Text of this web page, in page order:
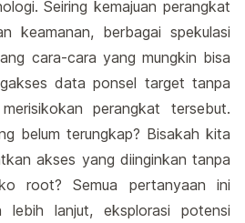
Seiring kemajuan perangkat
keamanan, berbagai spekulasi
cara-cara yang mungkin bisa
data ponsel target tanpa
perangkat tersebut.
belum terungkap? Bisakah kita
akses yang diinginkan tanpa
root? Semua pertanyaan ini
lebih lanjut, eksplorasi potensi